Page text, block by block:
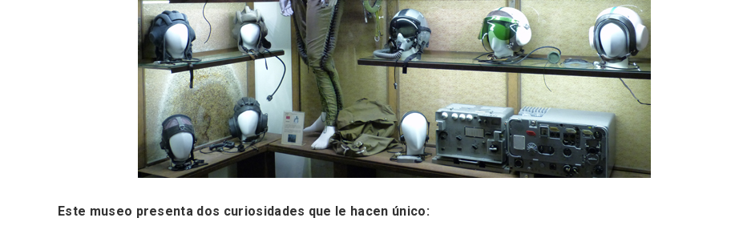
Este museo presenta dos curiosidades que le hacen único:
Semana Santa en la Ribera
del Duero 2026
Itinerarios musicales en San
Miguel del Pino 2026
En marzo, vuelve la mejor
gastronomía de la Trufa
Negra de Soria